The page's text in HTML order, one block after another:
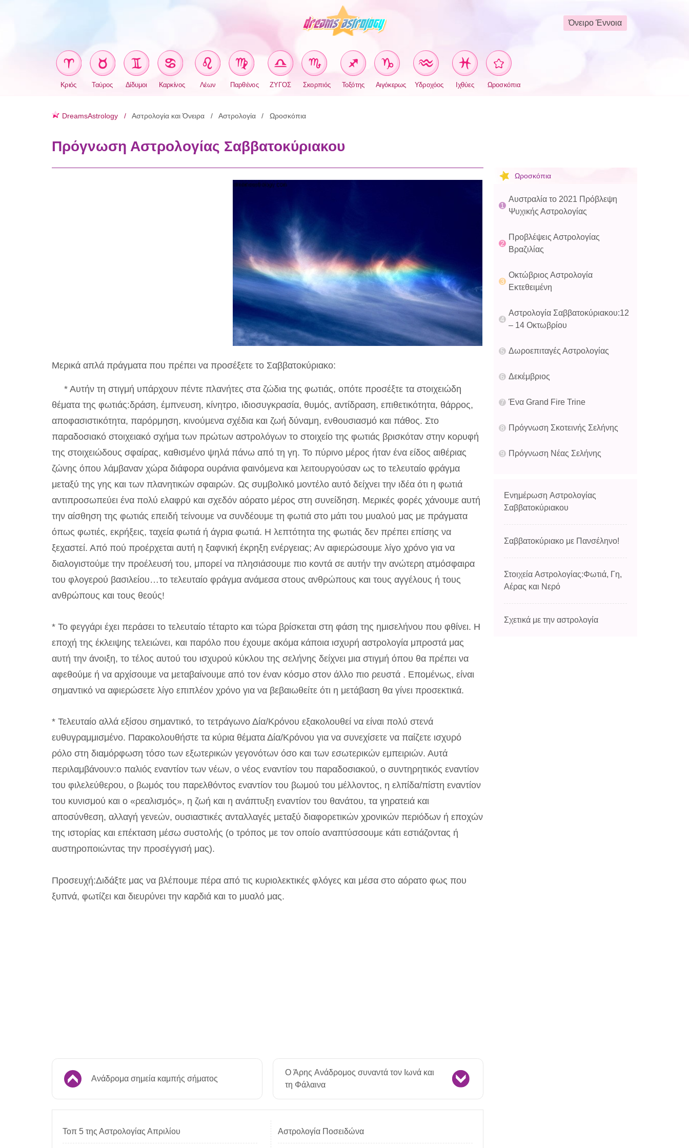
Όνειρο Έννοια
Κριός Ταύρος Δίδυμοι Καρκίνος Λέων Παρθένος ΖΥΓΟΣ Σκορπιός Τοξότης Αιγόκερως Υδροχόος Ιχθύες Ωροσκόπια
DreamsAstrology Αστρολογία και Όνειρα Αστρολογία Ωροσκόπια
Πρόγνωση Αστρολογίας Σαββατοκύριακου
Μερικά απλά πράγματα που πρέπει να προσέξετε το Σαββατοκύριακο:
* Αυτήν τη στιγμή υπάρχουν πέντε πλανήτες στα ζώδια της φωτιάς, οπότε προσέξτε τα στοιχειώδη
θέματα της φωτιάς:δράση, έμπνευση, κίνητρο, ιδιοσυγκρασία, θυμός, αντίδραση, επιθετικότητα, θάρρος,
αποφασιστικότητα, παρόρμηση, κινούμενα σχέδια και ζωή δύναμη, ενθουσιασμό και πάθος. Στο
παραδοσιακό στοιχειακό σχήμα των πρώτων αστρολόγων το στοιχείο της φωτιάς βρισκόταν στην κορυφή
της στοιχειώδους σφαίρας, καθισμένο ψηλά πάνω από τη γη. Το πύρινο μέρος ήταν ένα είδος αιθέριας
ζώνης όπου λάμβαναν χώρα διάφορα ουράνια φαινόμενα και λειτουργούσαν ως το τελευταίο φράγμα
μεταξύ της γης και των πλανητικών σφαιρών. Ως συμβολικό μοντέλο αυτό δείχνει την ιδέα ότι η φωτιά
αντιπροσωπεύει ένα πολύ ελαφρύ και σχεδόν αόρατο μέρος στη συνείδηση. Μερικές φορές χάνουμε αυτή
την αίσθηση της φωτιάς επειδή τείνουμε να συνδέουμε τη φωτιά στο μάτι του μυαλού μας με πράγματα
όπως φωτιές, εκρήξεις, ταχεία φωτιά ή άγρια ​​φωτιά. Η λεπτότητα της φωτιάς δεν πρέπει επίσης να
ξεχαστεί. Από πού προέρχεται αυτή η ξαφνική έκρηξη ενέργειας; Αν αφιερώσουμε λίγο χρόνο για να
διαλογιστούμε την προέλευσή του, μπορεί να πλησιάσουμε πιο κοντά σε αυτήν την ανώτερη ατμόσφαιρα
του φλογερού βασιλείου…το τελευταίο φράγμα ανάμεσα στους ανθρώπους και τους αγγέλους ή τους
ανθρώπους και τους θεούς!
* Το φεγγάρι έχει περάσει το τελευταίο τέταρτο και τώρα βρίσκεται στη φάση της ημισελήνου που φθίνει. Η
εποχή της έκλειψης τελειώνει, και παρόλο που έχουμε ακόμα κάποια ισχυρή αστρολογία μπροστά μας
αυτή την άνοιξη, το τέλος αυτού του ισχυρού κύκλου της σελήνης δείχνει μια στιγμή όπου θα πρέπει να
αφεθούμε ή να αρχίσουμε να μεταβαίνουμε από τον έναν κόσμο στον άλλο πιο ρευστά . Επομένως, είναι
σημαντικό να αφιερώσετε λίγο επιπλέον χρόνο για να βεβαιωθείτε ότι η μετάβαση θα γίνει προσεκτικά.
* Τελευταίο αλλά εξίσου σημαντικό, το τετράγωνο Δία/Κρόνου εξακολουθεί να είναι πολύ στενά
ευθυγραμμισμένο. Παρακολουθήστε τα κύρια θέματα Δία/Κρόνου για να συνεχίσετε να παίζετε ισχυρό
ρόλο στη διαμόρφωση τόσο των εξωτερικών γεγονότων όσο και των εσωτερικών εμπειριών. Αυτά
περιλαμβάνουν:ο παλιός εναντίον των νέων, ο νέος εναντίον του παραδοσιακού, ο συντηρητικός εναντίον
του φιλελεύθερου, ο βωμός του παρελθόντος εναντίον του βωμού του μέλλοντος, η ελπίδα/πίστη εναντίον
του κυνισμού και ο «ρεαλισμός», η ζωή και η ανάπτυξη εναντίον του θανάτου, τα γηρατειά και
αποσύνθεση, αλλαγή γενεών, ουσιαστικές ανταλλαγές μεταξύ διαφορετικών χρονικών περιόδων ή εποχών
της ιστορίας και επέκταση μέσω συστολής (ο τρόπος με τον οποίο αναπτύσσουμε κάτι εστιάζοντας ή
αυστηροποιώντας την προσέγγισή μας).
Προσευχή:Διδάξτε μας να βλέπουμε πέρα ​​από τις κυριολεκτικές φλόγες και μέσα στο αόρατο φως που
ξυπνά, φωτίζει και διευρύνει την καρδιά και το μυαλό μας.
Ανάδρομα σημεία καμπής σήματος
Ο Άρης Ανάδρομος συναντά τον Ιωνά και
τη Φάλαινα
Τοπ 5 της Αστρολογίας Απριλίου Αστρολογία Ποσειδώνα
Ωροσκόπια
Αυστραλία το 2021 Πρόβλεψη
Ψυχικής Αστρολογίας
Προβλέψεις Αστρολογίας
Βραζιλίας
Οκτώβριος Αστρολογία
Εκτεθειμένη
Αστρολογία Σαββατοκύριακου:12
– 14 Οκτωβρίου
Δωροεπιταγές Αστρολογίας
Δεκέμβριος
Ένα Grand Fire Trine
Πρόγνωση Σκοτεινής Σελήνης
Πρόγνωση Νέας Σελήνης
Ενημέρωση Αστρολογίας
Σαββατοκύριακου
Σαββατοκύριακο με Πανσέληνο!
Στοιχεία Αστρολογίας:Φωτιά, Γη,
Αέρας και Νερό
Σχετικά με την αστρολογία